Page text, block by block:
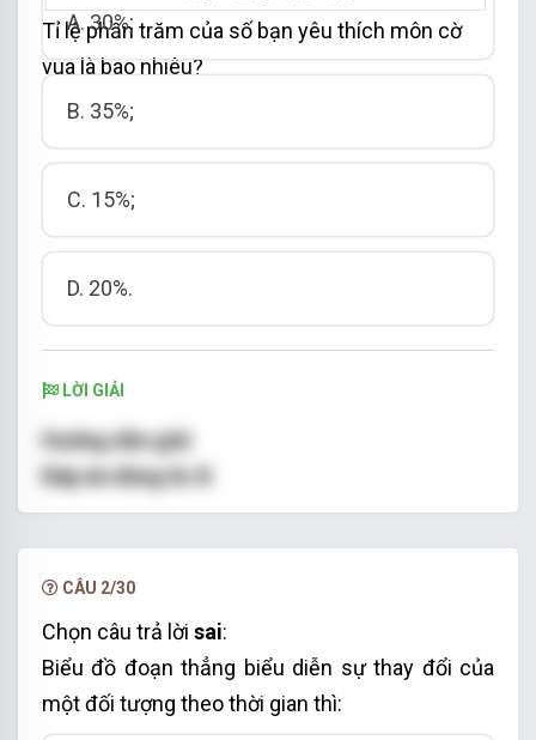
Tỉ lệ phần trăm của số bạn yêu thích môn cờ
vualà bao nhiêu?
A. 30%;
B. 35%;
C. 15%;
D. 20%.
LỜI GIẢI
Hướng dẫn giải
Đáp án đúng là:B
Dựa vào biểu đồ ta thấy tỉ lệ phần trămsố bạn
yêu thích môn cờ vualà 35%.
Vậy ta chọn phương án B.
CÂU 2/30
Chọn câu trả lời sai:
Biểu đồ đoạn thẳng biểu diễn sự thay đổi của
một đối tượng theo thời gian thì: